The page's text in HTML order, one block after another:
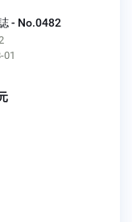
- No.0482
01